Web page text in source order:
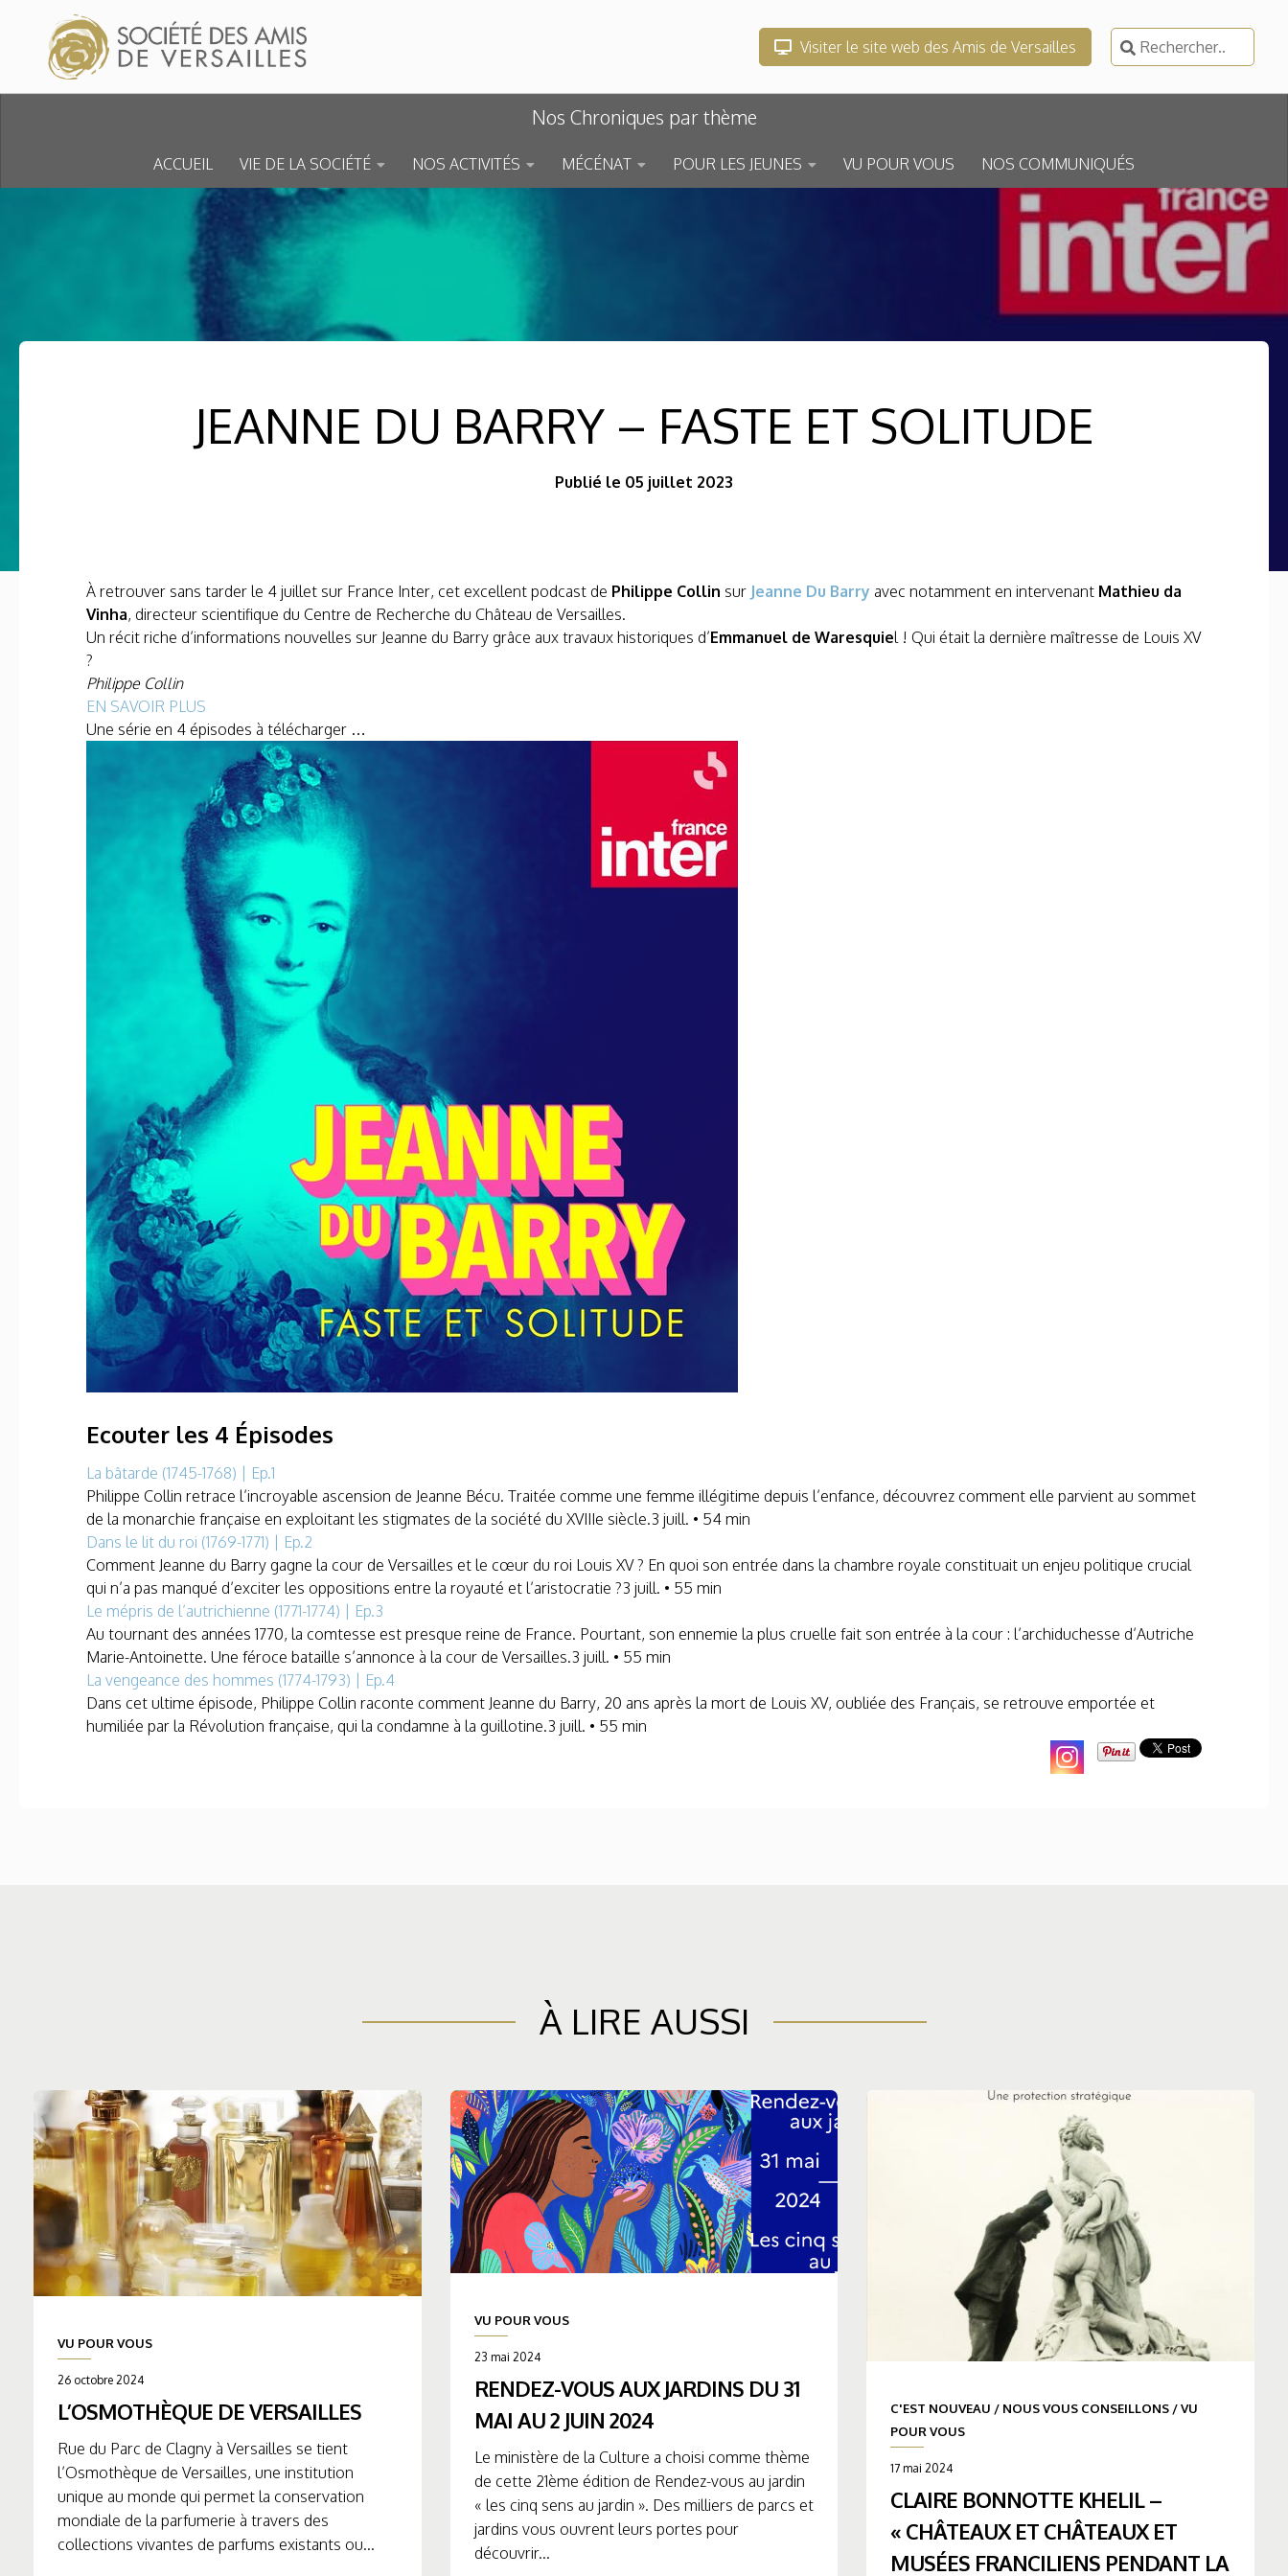
Skip to content
Visiter le site web des Amis de Versailles
Rechercher :
Nos Chroniques par thème
ACCUEIL VIE DE LA SOCIÉTÉ NOS ACTIVITÉS MÉCÉNAT POUR LES JEUNES VU POUR VOUS NOS COMMUNIQUÉS
JEANNE DU BARRY – FASTE ET SOLITUDE
Publié le 05 juillet 2023
À retrouver sans tarder le 4 juillet sur France Inter, cet excellent podcast de Philippe Collin sur Jeanne Du Barry avec notamment en intervenant Mathieu da
Vinha, directeur scientifique du Centre de Recherche du Château de Versailles.
Un récit riche d’informations nouvelles sur Jeanne du Barry grâce aux travaux historiques d’Emmanuel de Waresquiel ! Qui était la dernière maîtresse de Louis XV
?
Philippe Collin
EN SAVOIR PLUS
Une série en 4 épisodes à télécharger …
Ecouter les 4 Épisodes
La bâtarde (1745-1768) | Ep.1
Philippe Collin retrace l’incroyable ascension de Jeanne Bécu. Traitée comme une femme illégitime depuis l’enfance, découvrez comment elle parvient au sommet
de la monarchie française en exploitant les stigmates de la société du XVIIIe siècle.3 juill. • 54 min
Dans le lit du roi (1769-1771) | Ep.2
Comment Jeanne du Barry gagne la cour de Versailles et le cœur du roi Louis XV ? En quoi son entrée dans la chambre royale constituait un enjeu politique crucial
qui n’a pas manqué d’exciter les oppositions entre la royauté et l’aristocratie ?3 juill. • 55 min
Le mépris de l’autrichienne (1771-1774) | Ep.3
Au tournant des années 1770, la comtesse est presque reine de France. Pourtant, son ennemie la plus cruelle fait son entrée à la cour : l’archiduchesse d’Autriche
Marie-Antoinette. Une féroce bataille s’annonce à la cour de Versailles.3 juill. • 55 min
La vengeance des hommes (1774-1793) | Ep.4
Dans cet ultime épisode, Philippe Collin raconte comment Jeanne du Barry, 20 ans après la mort de Louis XV, oubliée des Français, se retrouve emportée et
humiliée par la Révolution française, qui la condamne à la guillotine.3 juill. • 55 min
À LIRE AUSSI
VU POUR VOUS
26 octobre 2024
L’OSMOTHÈQUE DE VERSAILLES
Rue du Parc de Clagny à Versailles se tient
l’Osmothèque de Versailles, une institution
unique au monde qui permet la conservation
mondiale de la parfumerie à travers des
collections vivantes de parfums existants ou...
VU POUR VOUS
23 mai 2024
RENDEZ-VOUS AUX JARDINS DU 31
MAI AU 2 JUIN 2024
Le ministère de la Culture a choisi comme thème
de cette 21ème édition de Rendez-vous au jardin
« les cinq sens au jardin ». Des milliers de parcs et
jardins vous ouvrent leurs portes pour
découvrir...
C'EST NOUVEAU / NOUS VOUS CONSEILLONS /VU
POUR VOUS
17 mai 2024
CLAIRE BONNOTTE KHELIL –
« CHÂTEAUX ET CHÂTEAUX ET
MUSÉES FRANCILIENS PENDANT LA